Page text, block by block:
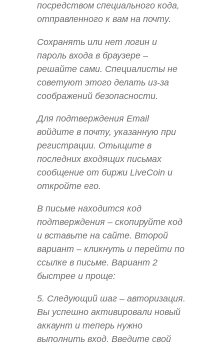
посредством специального кода,
отправленного к вам на почту.
Сохранять или нет логин и
пароль входа в браузере –
решайте сами. Специалисты не
советуют этого делать из-за
соображений безопасности.
Для подтверждения Email
войдите в почту, указанную при
регистрации. Отыщите в
последних входящих письмах
сообщение от биржи LiveCoin и
откройте его.
В письме находится код
подтверждения – скопируйте код
и вставьте на сайте. Второй
вариант – кликнуть и перейти по
ссылке в письме. Вариант 2
быстрее и проще:
5. Следующий шаг – авторизация.
Вы успешно активировали новый
аккаунт и теперь нужно
выполнить вход. Введите свой